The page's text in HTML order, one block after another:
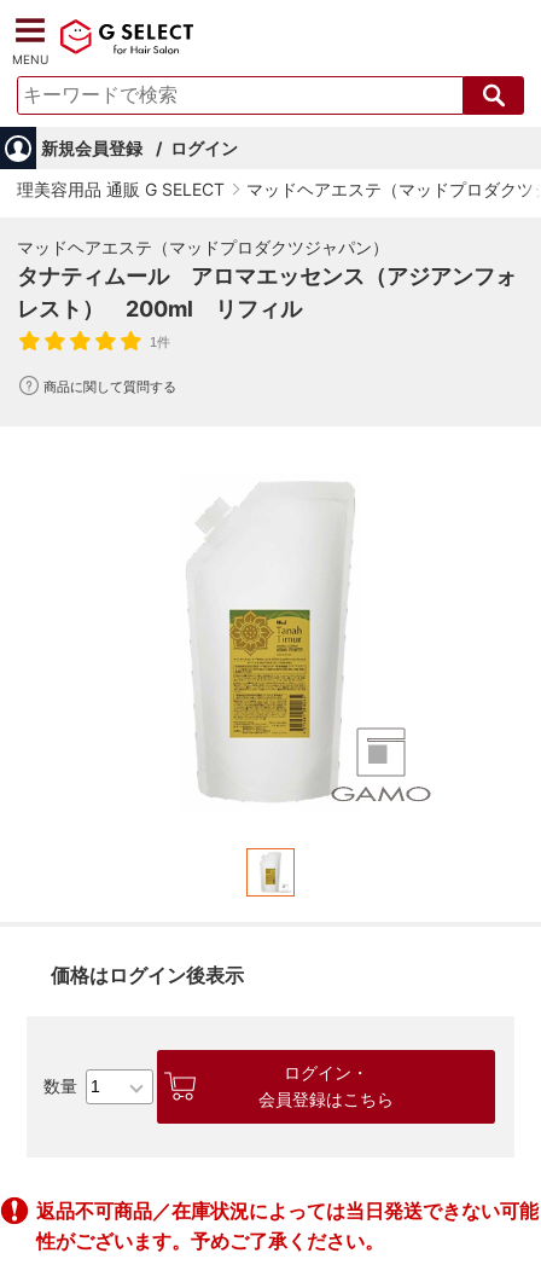
MENU
新規会員登録
ログイン
理美容用品 通販 G SELECT
マッドヘアエステ（マッドプロダクツ
マッドヘアエステ（マッドプロダクツジャパン）
タナティムール アロマエッセンス（アジアンフォ
レスト） 200ml リフィル
1件
商品に関して質問する
価格はログイン後表示
ログイン・
会員登録はこちら
返品不可商品／在庫状況によっては当日発送できない可能
性がございます。予めご了承ください。